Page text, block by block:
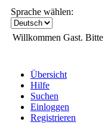
Sprache wählen:
Willkommen Gast. Bitte
Übersicht
Hilfe
Suchen
Einloggen
Registrieren